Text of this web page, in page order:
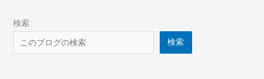
処
し
ろ」
検索
検索